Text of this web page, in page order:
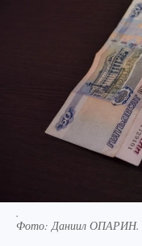
.
Фото:Даниил ОПАРИН.